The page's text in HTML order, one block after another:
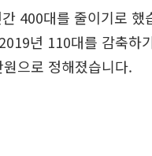
400대를 줄이기로 했
년 110대를 감축하
으로 정해졌습니다.